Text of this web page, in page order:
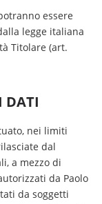
essere
legge italiana
Titolare (art.
DATI
nei limiti
dal
a mezzo di
da Paolo
da soggetti